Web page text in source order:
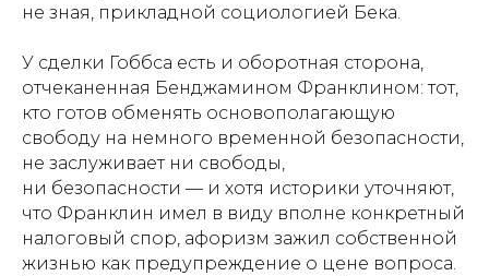
не зная, прикладной социологией Бека.
У сделки Гоббса есть и оборотная сторона,
отчеканенная Бенджамином Франклином: тот,
кто готов обменять основополагающую
свободу на немного временной безопасности,
не заслуживает ни свободы,
ни безопасности — и хотя историки уточняют,
что Франклин имел в виду вполне конкретный
налоговый спор, афоризм зажил собственной
жизнью как предупреждение о цене вопроса.